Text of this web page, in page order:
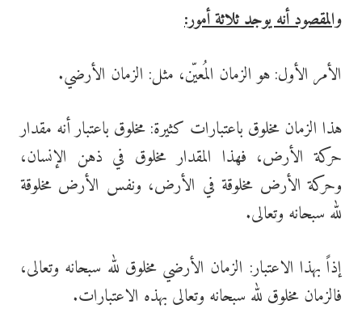
والمقصود أنه يوجد ثلاثة أمور:
الأمر الأول: هو الزمان المُعيّن، مثل: الزمان الأرضي.
هذا الزمان مخلوق باعتبارات كثيرة: مخلوق باعتبار أنه مقدار
حركة الأرض، فهذا المقدار مخلوق في ذهن الإنسان،
وحركة الأرض مخلوقة في الأرض، ونفس الأرض مخلوقة
لله سبحانه وتعالى.
إذاً بهذا الاعتبار: الزمان الأرضي مخلوق لله سبحانه وتعالى،
فالزمان مخلوق لله سبحانه وتعالى بهذه الاعتبارات.